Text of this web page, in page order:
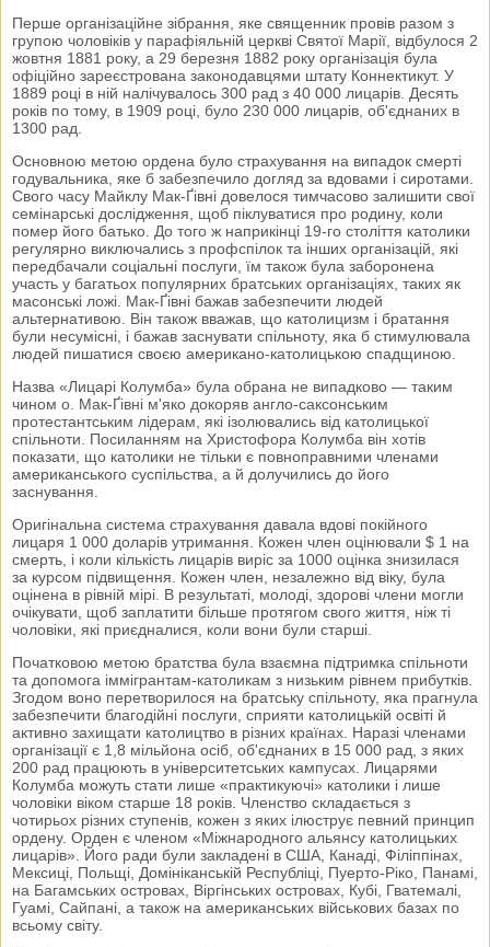
Перше організаційне зібрання, яке священник провів разом з
групою чоловіків у парафіяльній церкві Святої Марії, відбулося 2
жовтня 1881 року, а 29 березня 1882 року організація була
офіційно зареєстрована законодавцями штату Коннектикут. У
1889 році в ній налічувалось 300 рад з 40 000 лицарів. Десять
років по тому, в 1909 році, було 230 000 лицарів, об'єднаних в
1300 рад.
Основною метою ордена було страхування на випадок смерті
годувальника, яке б забезпечило догляд за вдовами і сиротами.
Свого часу Майклу Мак-Ґівні довелося тимчасово залишити свої
семінарські дослідження, щоб піклуватися про родину, коли
помер його батько. До того ж наприкінці 19-го століття католики
регулярно виключались з профспілок та інших організацій, які
передбачали соціальні послуги, їм також була заборонена
участь у багатьох популярних братських організаціях, таких як
масонські ложі. Мак-Ґівні бажав забезпечити людей
альтернативою. Він також вважав, що католицизм і братання
були несумісні, і бажав заснувати спільноту, яка б стимулювала
людей пишатися своєю американо-католицькою спадщиною.
Назва «Лицарі Колумба» була обрана не випадково — таким
чином о. Мак-Ґівні м'яко докоряв англо-саксонським
протестантським лідерам, які ізолювались від католицької
спільноти. Посиланням на Христофора Колумба він хотів
показати, що католики не тільки є повноправними членами
американського суспільства, а й долучились до його
заснування.
Оригінальна система страхування давала вдові покійного
лицаря 1 000 доларів утримання. Кожен член оцінювали $ 1 на
смерть, і коли кількість лицарів виріс за 1000 оцінка знизилася
за курсом підвищення. Кожен член, незалежно від віку, була
оцінена в рівній мірі. В результаті, молоді, здорові члени могли
очікувати, щоб заплатити більше протягом свого життя, ніж ті
чоловіки, які приєдналися, коли вони були старші.
Початковою метою братства була взаємна підтримка спільноти
та допомога іммігрантам-католикам з низьким рівнем прибутків.
Згодом воно перетворилося на братську спільноту, яка прагнула
забезпечити благодійні послуги, сприяти католицькій освіті й
активно захищати католицтво в різних країнах. Наразі членами
організації є 1,8 мільйона осіб, об'єднаних в 15 000 рад, з яких
200 рад працюють в університетських кампусах. Лицарями
Колумба можуть стати лише «практикуючі» католики і лише
чоловіки віком старше 18 років. Членство складається з
чотирьох різних ступенів, кожен з яких ілюструє певний принцип
ордену. Орден є членом «Міжнародного альянсу католицьких
лицарів». Його ради були закладені в США, Канаді, Філіппінах,
Мексиці, Польщі, Домініканській Республіці, Пуерто-Ріко, Панамі,
на Багамських островах, Віргінських островах, Кубі, Гватемалі,
Гуамі, Сайпані, а також на американських військових базах по
всьому світу.